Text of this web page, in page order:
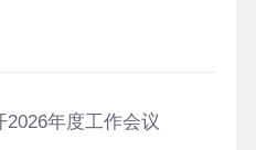
2026年度工作会议